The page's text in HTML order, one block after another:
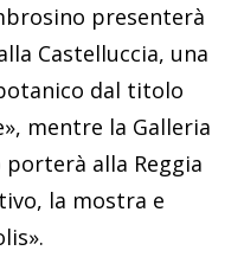
presenterà
Castelluccia, una
dal titolo
mentre la Galleria
alla Reggia
la mostra e